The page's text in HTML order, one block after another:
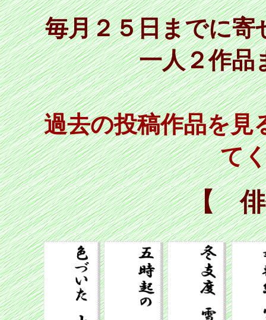
毎月２５日までに寄
一人２作品
過去の投稿作品を見
て
【